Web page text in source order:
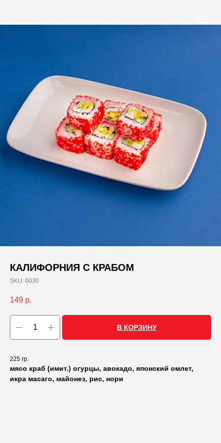
КАЛИФОРНИЯ С КРАБОМ
SKU: 0030
149 р.
В КОРЗИНУ
225 гр.
мясо краб (имит.) огурцы, авокадо, японский омлет,
икра масаго, майонез, рис, нори